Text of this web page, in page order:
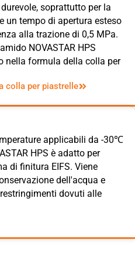
soprattutto per la
un tempo di apertura esteso
alla trazione di 0,5 MPa.
NOVASTAR HPS
nella formula della colla per
colla per piastrelle
applicabili da -30℃
HPS è adatto per
di finitura EIFS. Viene
dell'acqua e
dovuti alle